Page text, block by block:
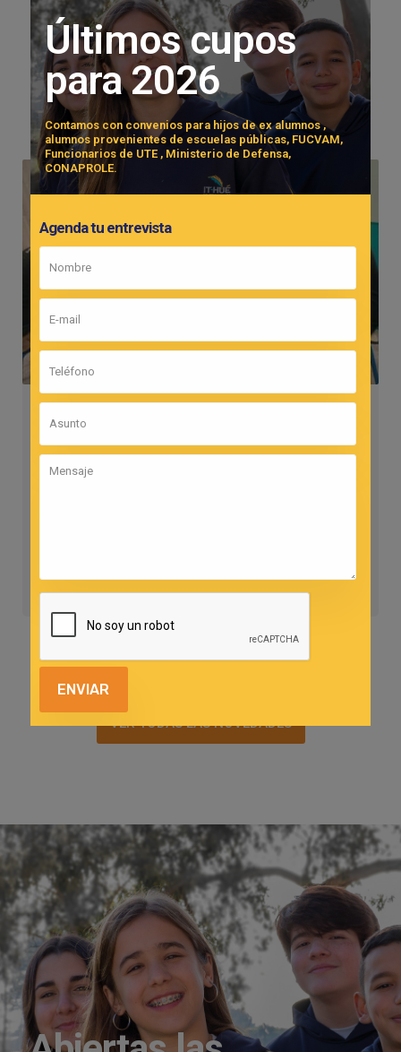
Novedades recientes
2 De Marzo De 2026
Reuniones de padres
VER TODAS LAS NOVEDADES
Últimos cupos
para 2026
Contamos con convenios para hijos de ex alumnos ,
alumnos provenientes de escuelas públicas, FUCVAM,
Funcionarios de UTE , Ministerio de Defensa,
CONAPROLE.
Agenda tu entrevista